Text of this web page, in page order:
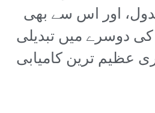
اور اس سے بھی
دوسرے میں تبدیلی
عظیم ترین کامیابی